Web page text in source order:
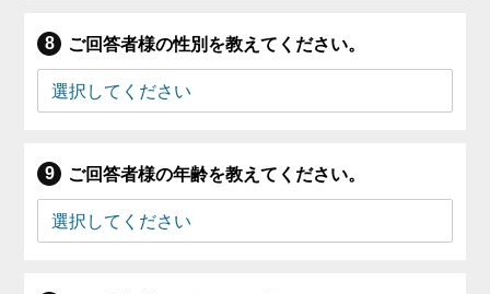
ご回答者様の性別を教えてください。
ご回答者様の年齢を教えてください。